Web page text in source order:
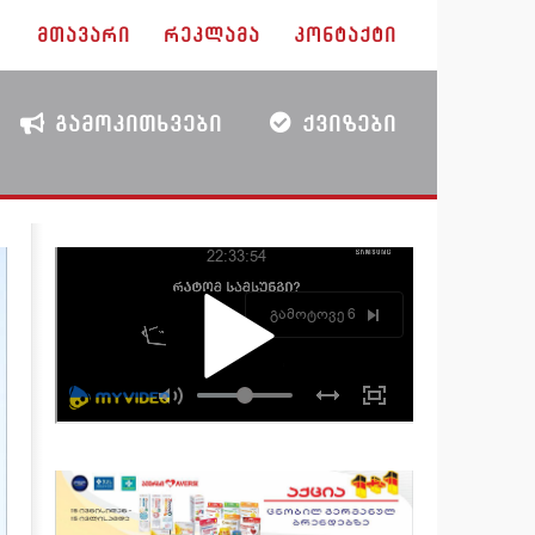
ᲛᲗᲐᲕᲐᲠᲘ ᲠᲔᲙᲚᲐᲛᲐ ᲙᲝᲜᲢᲐᲥᲢᲘ
ᲒᲐᲛᲝᲙᲘᲗᲮᲕᲔᲑᲘ ᲥᲕᲘᲖᲔᲑᲘ